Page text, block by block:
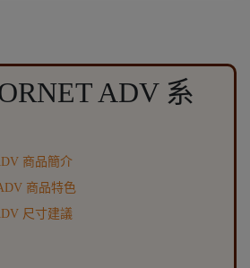
ADV 系
商品簡介
商品特色
尺寸建議